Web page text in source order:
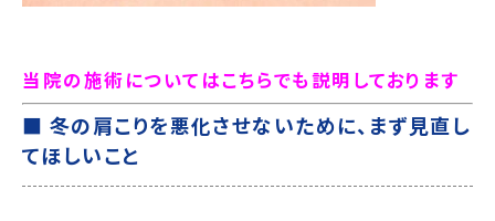
当院の施術についてはこちらでも説明しております
■ 冬の肩こりを悪化させないために、まず見直し
てほしいこと